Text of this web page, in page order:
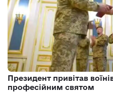
Президент привітав
професійним святом